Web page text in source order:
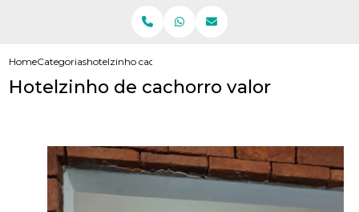
HomeCategoriashotelzinho cachorro valor
Hotelzinho de cachorro valor